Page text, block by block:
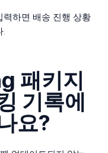
하면 배송 진행 상황
패키지
기록에
요?